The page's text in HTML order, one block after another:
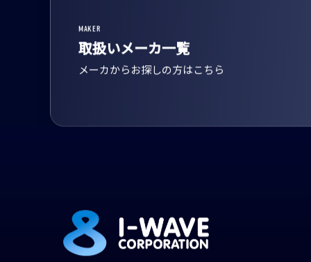
MAKER
取扱いメーカ一覧
メーカからお探しの方はこちら